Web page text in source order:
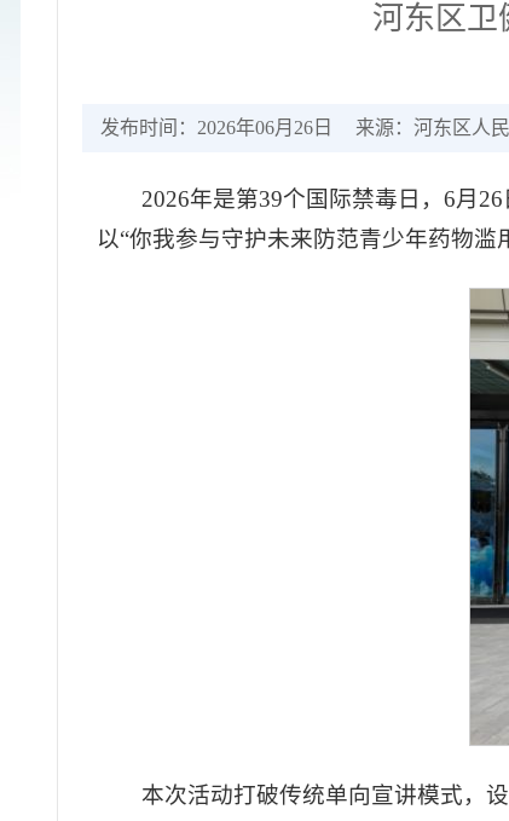
河东区卫
发布时间：2026年06月26日 来源：河东区人
2026年是第39个国际禁毒日，6月
以“你我参与守护未来防范青少年药物滥
本次活动打破传统单向宣讲模式，